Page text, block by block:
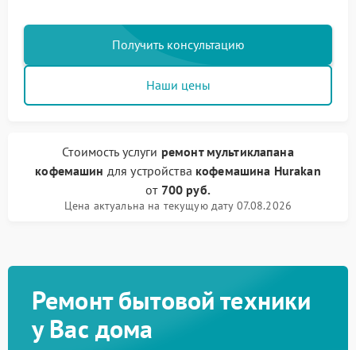
Получить консультацию
Наши цены
Стоимость услуги ремонт мультиклапана
кофемашин для устройства кофемашина Hurakan
от 700 руб.
Цена актуальна на текущую дату 07.08.2026
Ремонт бытовой техники
у Вас дома